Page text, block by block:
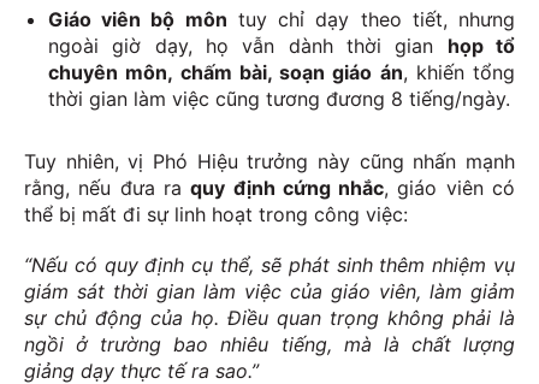
Giáo viên bộ môn tuy chỉ dạy theo tiết, nhưng
ngoài giờ dạy, họ vẫn dành thời gian họp tổ
chuyên môn, chấm bài, soạn giáo án, khiến tổng
thời gian làm việc cũng tương đương 8 tiếng/ngày.
Tuy nhiên, vị Phó Hiệu trưởng này cũng nhấn mạnh
rằng, nếu đưa raquy định cứng nhắc, giáo viên có
thể bị mất đi sự linh hoạt trong công việc:
“Nếu có quy định cụ thể, sẽ phát sinh thêm nhiệm vụ
giám sát thời gian làm việc của giáo viên, làm giảm
sự chủ động của họ. Điều quan trọng không phải là
ngồi ở trường bao nhiêu tiếng, mà là chất lượng
giảng dạy thực tế ra sao.”